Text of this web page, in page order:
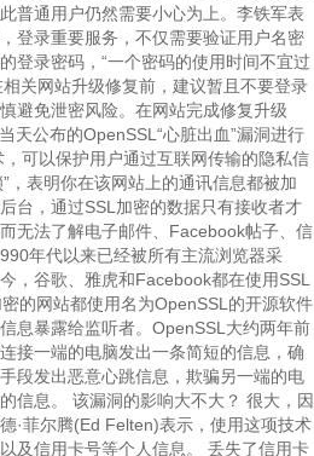
普通用户仍然需要小心为上。李铁军表
登录重要服务，不仅需要验证用户名密
登录密码，“一个密码的使用时间不宜过
关网站升级修复前，建议暂且不要登录
避免泄密风险。在网站完成修复升级
天公布的OpenSSL“心脏出血”漏洞进行
可以保护用户通过互联网传输的隐私信
，表明你在该网站上的通讯信息都被加
台，通过SSL加密的数据只有接收者才
无法了解电子邮件、Facebook帖子、信
年代以来已经被所有主流浏览器采
，谷歌、雅虎和Facebook都在使用SSL
的网站都使用名为OpenSSL的开源软件
息暴露给监听者。OpenSSL大约两年前
接一端的电脑发出一条简短的信息，确
段发出恶意心跳信息，欺骗另一端的电
信息。 该漏洞的影响大不大？ 很大，因
·菲尔腾(Ed Felten)表示，使用这项技术
及信用卡号等个人信息。 丢失了信用卡